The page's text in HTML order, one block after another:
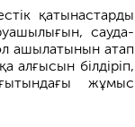
қатынастарды
сауда-
ашылатынын атап
алғысын білдіріп,
жұмыс